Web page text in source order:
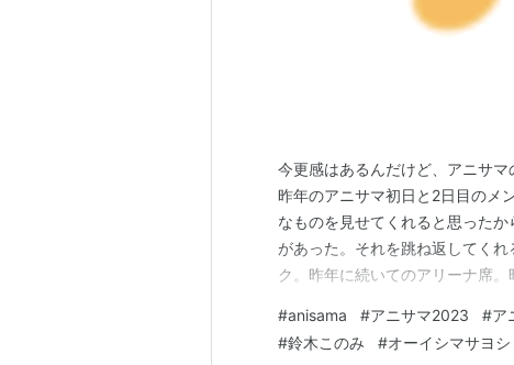
今更感はあるんだけど、アニサマ
昨年のアニサマ初日と2日目のメ
なものを見せてくれると思った
があった。それを跳ね返してく
ク。昨年に続いてのアリーナ席
席は詰めてた。自分の両隣が自
くれよ。さすがに3日目は入って
#anisama #アニサマ2023 #ア
#鈴木このみ #オーイシマサヨシ